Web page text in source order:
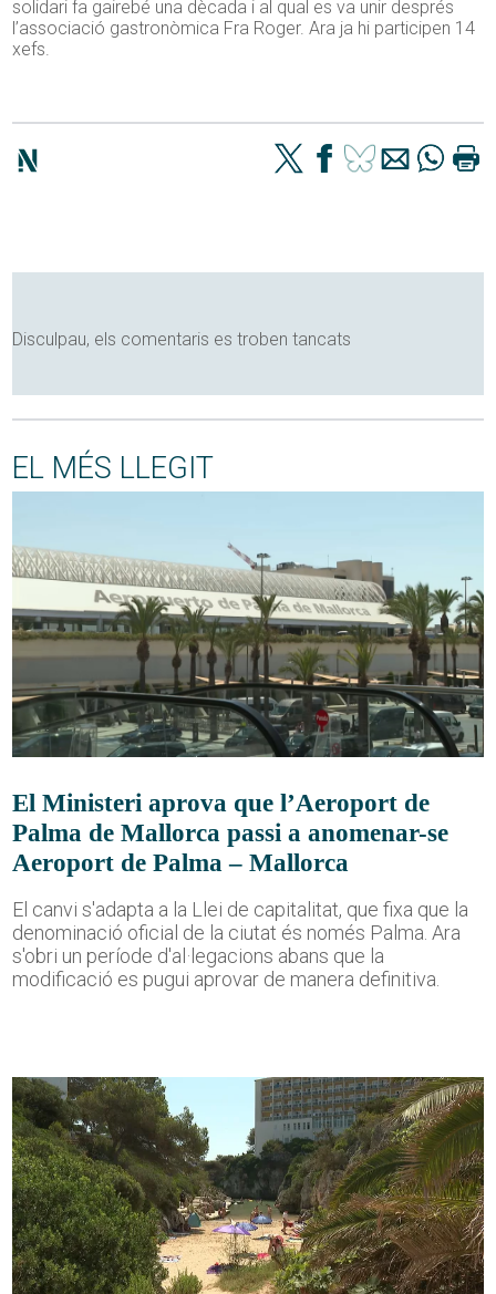
solidari fa gairebé una dècada i al qual es va unir després
l’associació gastronòmica Fra Roger. Ara ja hi participen 14
xefs.
Disculpau, els comentaris es troben tancats
EL MÉS LLEGIT
El Ministeri aprova que l’Aeroport de
Palma de Mallorca passi a anomenar-se
Aeroport de Palma – Mallorca
El canvi s'adapta a la Llei de capitalitat, que fixa que la
denominació oficial de la ciutat és només Palma. Ara
s'obri un període d'al·legacions abans que la
modificació es pugui aprovar de manera definitiva.